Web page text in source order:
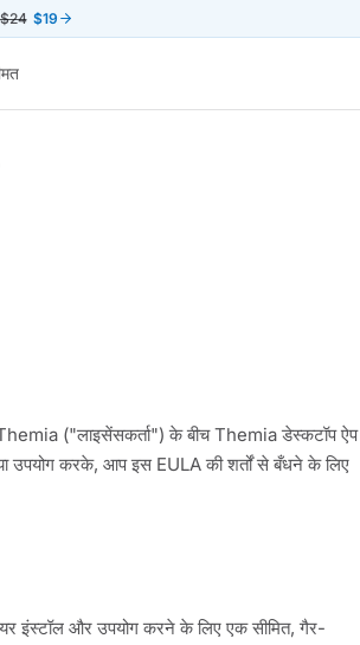
$24 $19
("लाइसेंसकर्ता") के बीच Themia डेस्कटॉप ऐप
उपयोग करके, आप इस EULA की शर्तों से बँधने के लिए
इंस्टॉल और उपयोग करने के लिए एक सीमित, गैर-